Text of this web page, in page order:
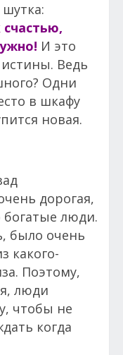
счастью,
И это
Ведь
Одни
в шкафу
новая.
дорогая,
богатые люди.
было очень
какого-
Поэтому,
люди
чтобы не
когда